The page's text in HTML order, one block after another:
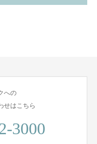
への
せはこちら
3000